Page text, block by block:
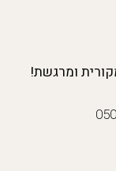
ומרגשת!